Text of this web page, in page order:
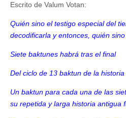
Escrito de Valum Votan:
Quién sino el testigo especial del
decodificarla y entonces, quién
Siete baktunes habrá tras el final
Del ciclo de 13 baktun de la historia
Un baktun para cada una de las
su repetida y larga historia antigua